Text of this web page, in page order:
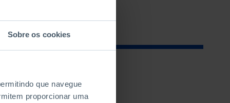
Sobre os cookies
que navegue
proporcionar uma